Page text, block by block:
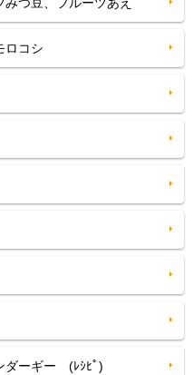
ロコシ
ダーギー (ﾚｼﾋﾟ)